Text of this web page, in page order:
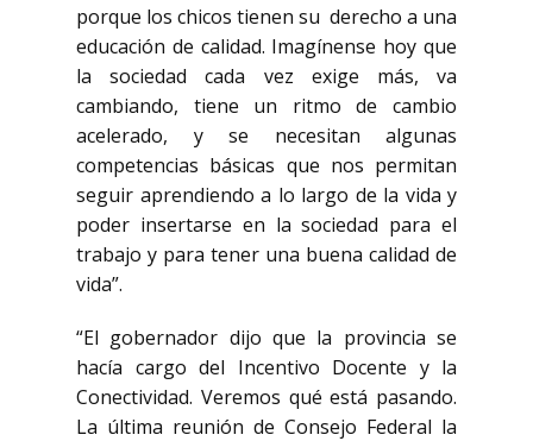
porque los chicos tienen su derecho a una
educación de calidad. Imagínense hoy que
la sociedad cada vez exige más, va
cambiando, tiene un ritmo de cambio
acelerado, y se necesitan algunas
competencias básicas que nos permitan
seguir aprendiendo a lo largo de la vida y
poder insertarse en la sociedad para el
trabajo y para tener una buena calidad de
vida”.
“El gobernador dijo que la provincia se
hacía cargo del Incentivo Docente y la
Conectividad. Veremos qué está pasando.
La última reunión de Consejo Federal la